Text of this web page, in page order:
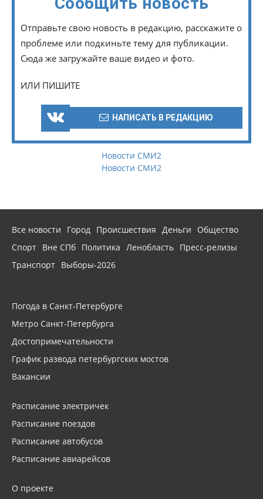
Отправьте свою новость в редакцию, расскажите о
проблеме или подкиньте тему для публикации.
Сюда же загружайте ваше видео и фото.
ИЛИ ПИШИТЕ
НАПИСАТЬ В РЕДАКЦИЮ
Новости СМИ2
Новости СМИ2
Все новости Город Происшествия Деньги
Общество
Спорт Вне СПб Политика Ленобласть Пресс-релизы
Транспорт Выборы-2026
Погода в Санкт-Петербурге
Метро Санкт-Петербурга
Достопримечательности
График развода петербургских мостов
Вакансии
Расписание электричек
Расписание поездов
Расписание автобусов
Расписание авиарейсов
О проекте